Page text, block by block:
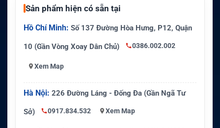
Sản phẩm hiện có sẵn tại
Hồ Chí Minh: Số 137 Đường Hòa Hưng, P12, Quận
10 (Gần Vòng Xoay Dân Chủ) 0386.002.002
Xem Map
Hà Nội: 226 Đường Láng - Đống Đa (Gần Ngã Tư
Sở) 0917.834.532 Xem Map